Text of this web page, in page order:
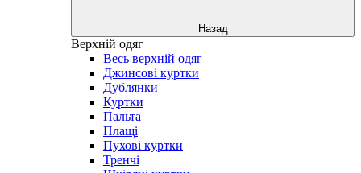
Назад
Верхній одяг
Весь верхній одяг
Джинсові куртки
Дублянки
Куртки
Пальта
Плащі
Пухові куртки
Тренчі